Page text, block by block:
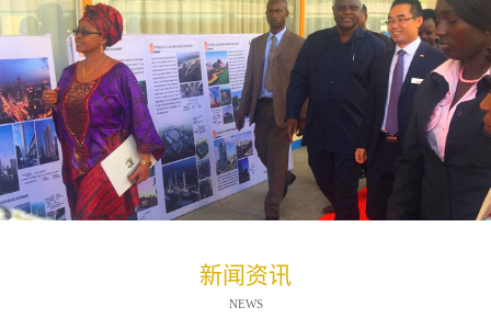
新闻资讯
NEWS